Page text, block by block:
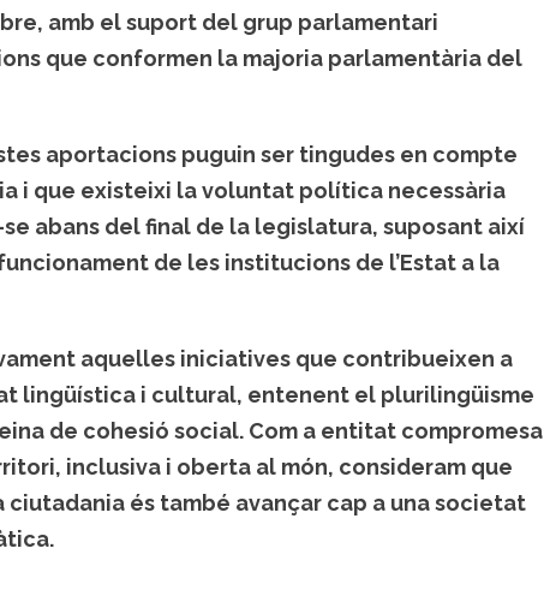
amb el suport del grup parlamentari
que conformen la majoria parlamentària del
aportacions puguin ser tingudes en compte
i que existeixi la voluntat política necessària
abans del final de la legislatura, suposant així
de les institucions de l’Estat a la
aquelles iniciatives que contribueixen a
lingüística i cultural, entenent el plurilingüisme
de cohesió social. Com a entitat compromesa
inclusiva i oberta al món, consideram que
és també avançar cap a una societat